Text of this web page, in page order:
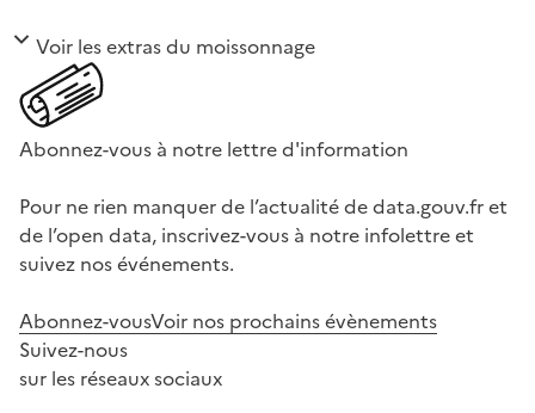
Voir les extras du moissonnage
Abonnez-vous à notre lettre d'information
Pour ne rien manquer de l’actualité de data.gouv.fr et
de l’open data, inscrivez-vous à notre infolettre et
suivez nos événements.
Abonnez-vousVoir nos prochains évènements
Suivez-nous
sur les réseaux sociaux